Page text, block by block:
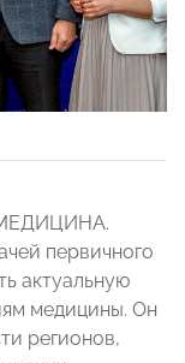
МЕДИЦИНА.
первичного
актуальную
медицины. Он
регионов,